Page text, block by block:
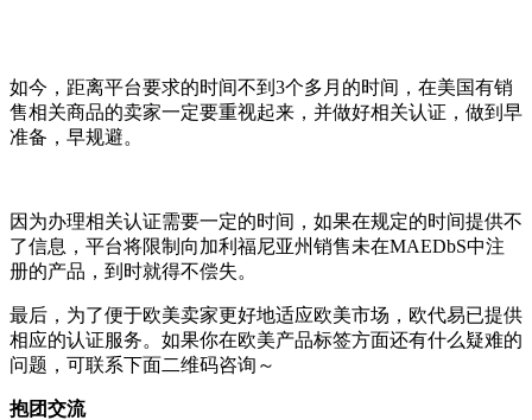
如今，距离平台要求的时间不到3个多月的时间，在美国有销
售相关商品的卖家一定要重视起来，并做好相关认证，做到早
准备，早规避。
因为办理相关认证需要一定的时间，如果在规定的时间提供不
了信息，平台将限制向加利福尼亚州销售未在MAEDbS中注
册的产品，到时就得不偿失。
最后，为了便于欧美卖家更好地适应欧美市场，欧代易已提供
相应的认证服务。如果你在欧美产品标签方面还有什么疑难的
问题，可联系下面二维码咨询～
抱团交流